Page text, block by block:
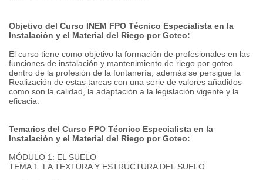
Objetivo del Curso INEM FPO Técnico Especialista en la
Instalación y el Material del Riego por Goteo:
El curso tiene como objetivo la formación de profesionales en las
funciones de instalación y mantenimiento de riego por goteo
dentro de la profesión de la fontanería, además se persigue la
Realización de estas tareas con una serie de valores añadidos
como son la calidad, la adaptación a la legislación vigente y la
eficacia.
Temarios del Curso FPO Técnico Especialista en la
Instalación y el Material del Riego por Goteo:
MÓDULO 1: EL SUELO
TEMA 1. LA TEXTURA Y ESTRUCTURA DEL SUELO